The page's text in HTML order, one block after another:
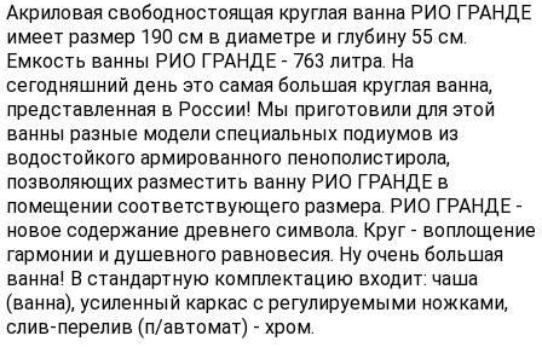
Акриловая свободностоящая круглая ванна РИО ГРАНДЕ
имеет размер 190 см в диаметре и глубину 55 см.
Емкость ванны РИО ГРАНДЕ - 763 литра. На
сегодняшний день это самая большая круглая ванна,
представленная в России! Мы приготовили для этой
ванны разные модели специальных подиумов из
водостойкого армированного пенополистирола,
позволяющих разместить ванну РИО ГРАНДЕ в
помещении соответствующего размера. РИО ГРАНДЕ -
новое содержание древнего символа. Круг - воплощение
гармонии и душевного равновесия. Ну очень большая
ванна! В стандартную комплектацию входит: чаша
(ванна), усиленный каркас с регулируемыми ножками,
слив-перелив (п/автомат) - хром.